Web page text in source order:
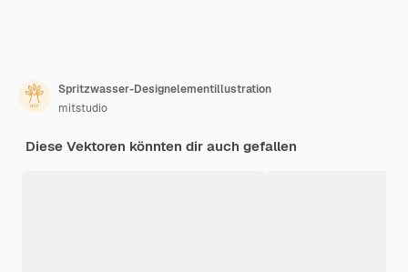
Spritzwasser-Designelementillustration
mitstudio
Diese Vektoren könnten dir auch gefallen